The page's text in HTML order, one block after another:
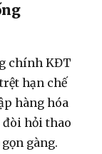
chính KĐT
hạn chế
hàng hóa
hỏi thao
gàng.